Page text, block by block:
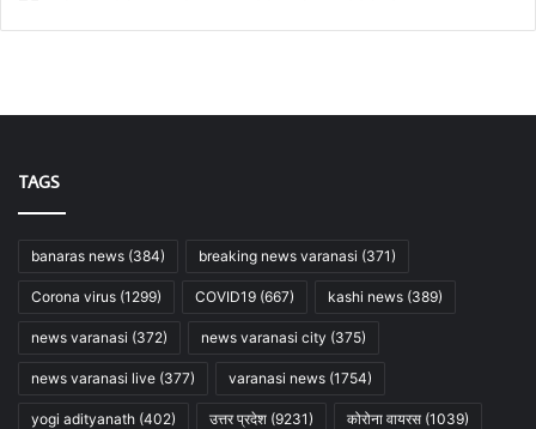
TAGS
banaras news (384) breaking news varanasi (371)
Corona virus (1299) COVID19 (667) kashi news (389)
news varanasi (372) news varanasi city (375)
news varanasi live (377) varanasi news (1754)
yogi adityanath (402) उत्तर प्रदेश (9231) कोरोना वायरस (1039)